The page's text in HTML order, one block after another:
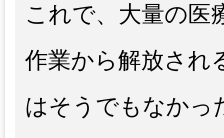
これで、大量の医
作業から解放さ
はそうでもなかっ